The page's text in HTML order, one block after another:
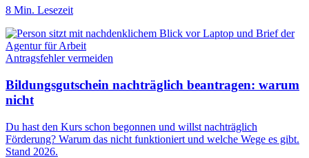
8 Min. Lesezeit
Antragsfehler vermeiden
Bildungsgutschein nachträglich beantragen: warum
nicht
Du hast den Kurs schon begonnen und willst nachträglich
Förderung? Warum das nicht funktioniert und welche Wege es gibt.
Stand 2026.